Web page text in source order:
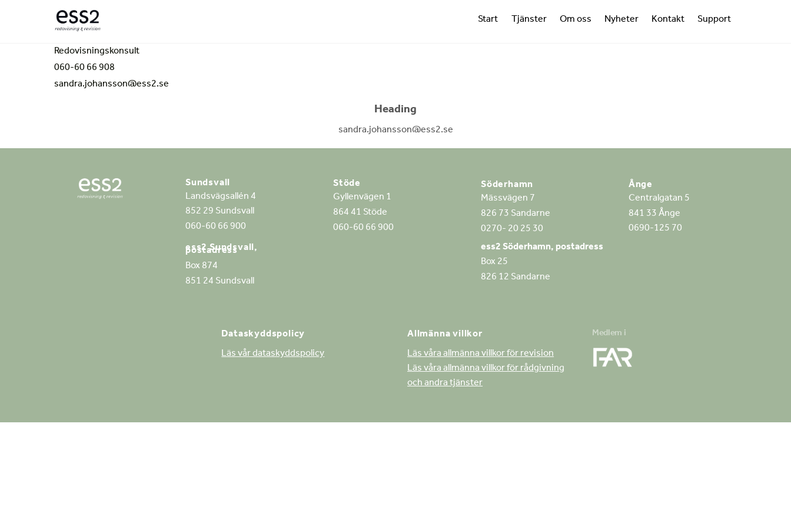
Start Tjänster Om oss Nyheter Kontakt Support
Redovisningskonsult
060-60 66 908
sandra.johansson@ess2.se
Heading
sandra.johansson@ess2.se
Sundsvall
Landsvägsallén 4
852 29 Sundsvall
060-60 66 900
ess2 Sundsvall,
postadress
Box 874
851 24 Sundsvall
Stöde
Gyllenvägen 1
864 41 Stöde
060-60 66 900
Söderhamn
Mässvägen 7
826 73 Sandarne
0270- 20 25 30
ess2 Söderhamn, postadress
Box 25
826 12 Sandarne
Ånge
Centralgatan 5
841 33 Ånge
0690-125 70
Dataskyddspolicy
Läs vår dataskyddspolicy
Allmänna villkor
Läs våra allmänna villkor för revision
Läs våra allmänna villkor för rådgivning
och andra tjänster
Medlem i